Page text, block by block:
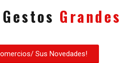
Grandes
Sus Novedades!